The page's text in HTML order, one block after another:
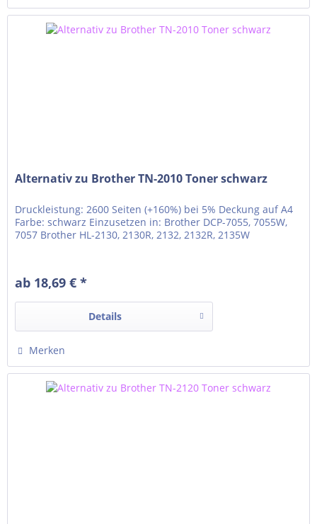
Alternativ zu Brother TN-2010 Toner schwarz
Druckleistung: 2600 Seiten (+160%) bei 5% Deckung auf A4
Farbe: schwarz Einzusetzen in: Brother DCP-7055, 7055W,
7057 Brother HL-2130, 2130R, 2132, 2132R, 2135W
ab 18,69 € *
Details
Merken